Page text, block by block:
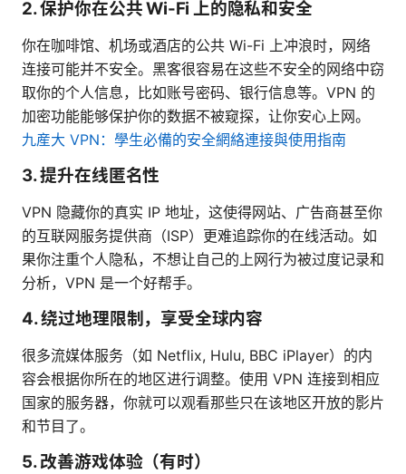
2. 保护你在公共 Wi-Fi 上的隐私和安全
你在咖啡馆、机场或酒店的公共 Wi-Fi 上冲浪时，网络
连接可能并不安全。黑客很容易在这些不安全的网络中窃
取你的个人信息，比如账号密码、银行信息等。VPN 的
加密功能能够保护你的数据不被窥探，让你安心上网。
九産大 VPN：學生必備的安全網絡連接與使用指南
3. 提升在线匿名性
VPN 隐藏你的真实 IP 地址，这使得网站、广告商甚至你
的互联网服务提供商（ISP）更难追踪你的在线活动。如
果你注重个人隐私，不想让自己的上网行为被过度记录和
分析，VPN 是一个好帮手。
4. 绕过地理限制，享受全球内容
很多流媒体服务（如 Netflix, Hulu, BBC iPlayer）的内
容会根据你所在的地区进行调整。使用 VPN 连接到相应
国家的服务器，你就可以观看那些只在该地区开放的影片
和节目了。
5. 改善游戏体验（有时）